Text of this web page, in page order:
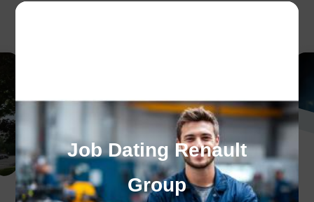
Job Dating Renault
Group